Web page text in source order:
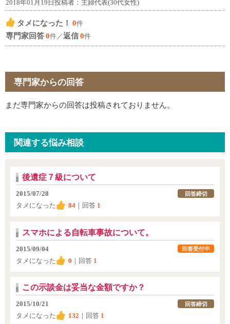
2018年01月19日投稿者：主婦代表(30代女性)
タメになった！ 0件
専門家回答0件／返信0件
専門家からの回答
まだ専門家からの回答は投稿されておりません。
関連する悩み相談
後遺症７級について
2015/07/28
タメになった
84 ｜回答 1
回答締切
スマホによる自転車事故について。
2015/09/04
タメになった
0 ｜回答 1
回答受付中
この示談金は妥当な金額ですか？
2015/10/21
タメになった
132 ｜回答 1
回答締切